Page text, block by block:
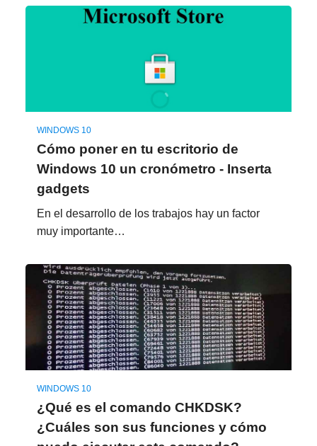
WINDOWS 10
Cómo poner en tu escritorio de
Windows 10 un cronómetro - Inserta
gadgets
En el desarrollo de los trabajos hay un factor
muy importante…
WINDOWS 10
¿Qué es el comando CHKDSK?
¿Cuáles son sus funciones y cómo